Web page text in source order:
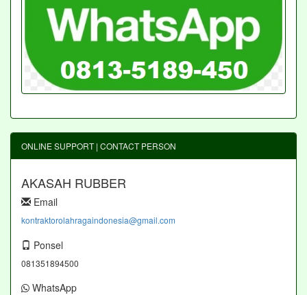
ONLINE SUPPORT | CONTACT PERSON
AKASAH RUBBER
Email
kontraktorolahragaindonesia@gmail.com
Ponsel
081351894500
WhatsApp